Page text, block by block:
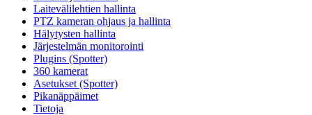
Laitevälilehtien hallinta
PTZ kameran ohjaus ja hallinta
Hälytysten hallinta
Järjestelmän monitorointi
Plugins (Spotter)
360 kamerat
Asetukset (Spotter)
Pikanäppäimet
Tietoja